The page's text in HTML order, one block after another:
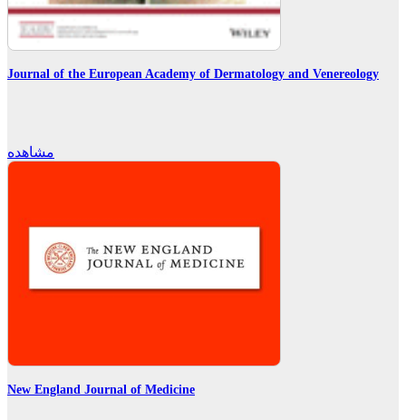
Journal of the European Academy of Dermatology and Venereology
مشاهده
New England Journal of Medicine